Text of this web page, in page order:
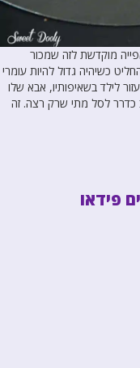
מוקדשת לזה שמכור
כשיהיה גדול להיות עומרי
לילד בשאיפותיו, אבא שלו
כדרר לסל מתי שרק רצה. זה
פידאו